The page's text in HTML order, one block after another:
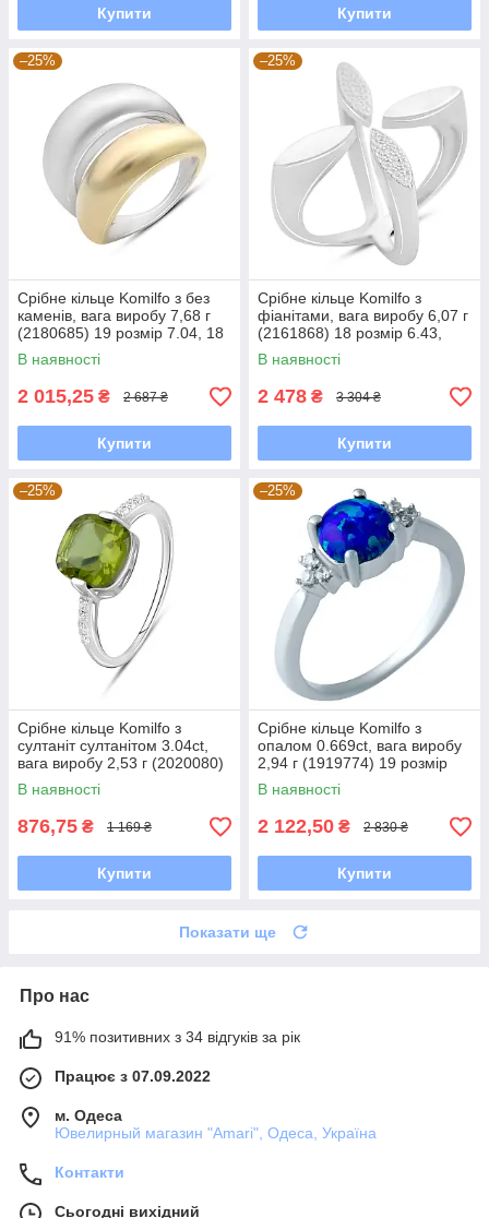
Купити Купити
–25%
Срібне кільце Komilfo з без
каменів, вага виробу 7,68 г
(2180685) 19 розмір 7.04, 18
В наявності
2 015,25 ₴ 2 687 ₴
Купити
–25%
Срібне кільце Komilfo з
фіанітами, вага виробу 6,07 г
(2161868) 18 розмір 6.43,
19.5
В наявності
2 478 ₴ 3 304 ₴
Купити
–25%
Срібне кільце Komilfo з
султаніт султанітом 3.04ct,
вага виробу 2,53 г (2020080)
18 розмір 2.24, 18.5
В наявності
876,75 ₴ 1 169 ₴
Купити
–25%
Срібне кільце Komilfo з
опалом 0.669ct, вага виробу
2,94 г (1919774) 19 розмір
2.77, 18
В наявності
2 122,50 ₴ 2 830 ₴
Купити
Показати ще
Про нас
91% позитивних з 34 відгуків за рік
Працює з 07.09.2022
м. Одеса
Ювелирный магазин "Amari", Одеса, Україна
Контакти
Сьогодні вихідний